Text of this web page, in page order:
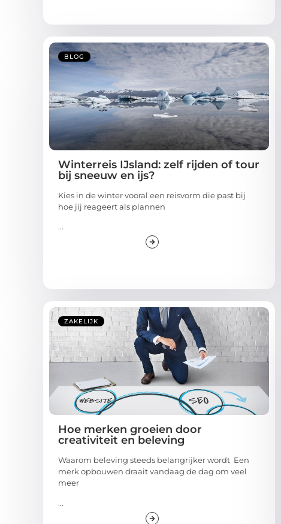
BLOG
Winterreis IJsland: zelf rijden of tour
bij sneeuw en ijs?
Kies in de winter vooral een reisvorm die past bij
hoe jij reageert als plannen
...
ZAKELIJK
Hoe merken groeien door
creativiteit en beleving
Waarom beleving steeds belangrijker wordt Een
merk opbouwen draait vandaag de dag om veel
meer
...